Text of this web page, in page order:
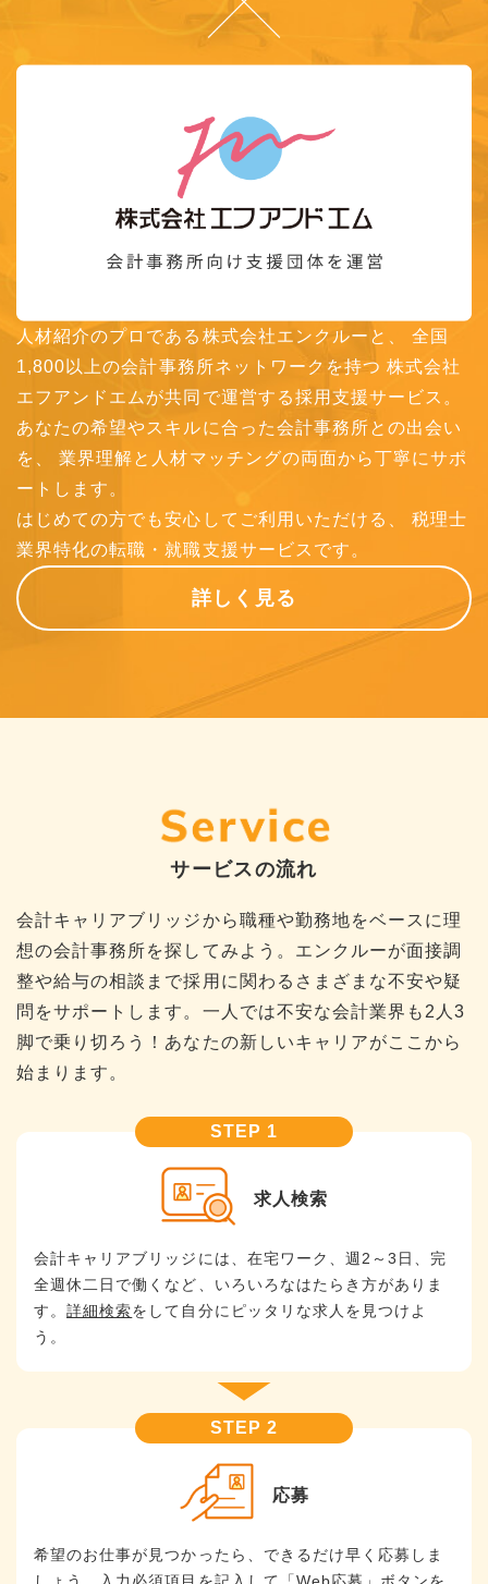
人材紹介のプロである株式会社エンクルーと、
全国
1,800以上の会計事務所ネットワークを持つ 株式会社
エフアンドエムが共同で運営する採用支援サービス。
あなたの希望やスキルに合った会計事務所との出会い
を、
業界理解と人材マッチングの両面から丁寧にサポ
ートします。
はじめての方でも安心してご利用いただける、
税理士
業界特化の転職・就職支援サービスです。
詳しく見る
サービスの流れ
会計キャリアブリッジから職種や勤務地をベースに理
想の会計事務所を探してみよう。エンクルーが面接調
整や給与の相談まで採用に関わるさまざまな不安や疑
問をサポートします。一人では不安な会計業界も2人3
脚で乗り切ろう！あなたの新しいキャリアがここから
始まります。
求人検索
会計キャリアブリッジには、在宅ワーク、週2～3日、完
全週休二日で働くなど、いろいろなはたらき方がありま
す。詳細検索をして自分にピッタリな求人を見つけよ
う。
応募
希望のお仕事が見つかったら、できるだけ早く応募しま